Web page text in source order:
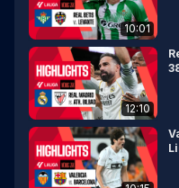
10:01
12:10